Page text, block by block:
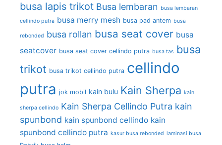
busa lapis trikot Busa lembaran busa lembaran
cellindo putra busa merry mesh busa pad antem busa
rebonded busa rollan busa seat cover busa
seatcover busa seat cover cellindo putra busa tas
busa
trikot busa trikot cellindo putra cellindo
putra jok mobil kain bulu Kain Sherpa kain
sherpa cellindo Kain Sherpa Cellindo Putra kain
spunbond kain spunbond cellindo kain
spunbond cellindo putra kasur busa rebonded laminasi busa